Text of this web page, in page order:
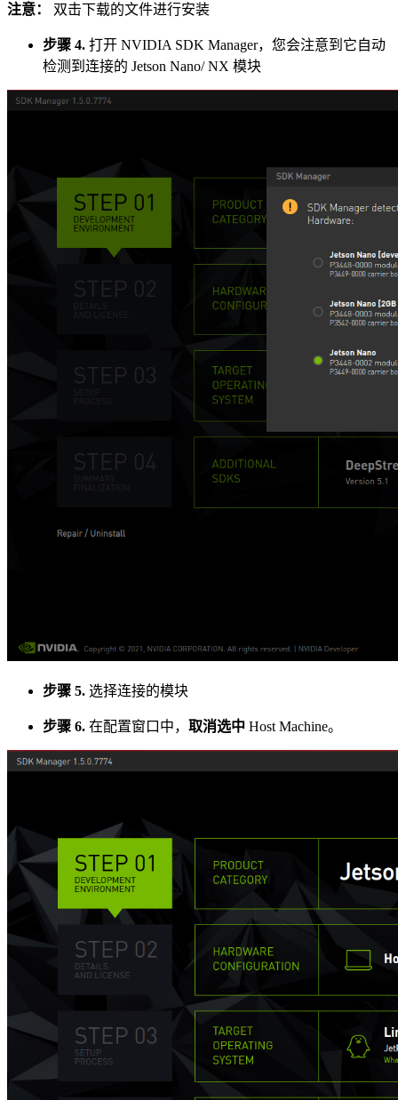
注意： 双击下载的文件进行安装
步骤 4. 打开 NVIDIA SDK Manager，您会注意到它自动
检测到连接的 Jetson Nano/ NX 模块
步骤 5. 选择连接的模块
步骤 6. 在配置窗口中， 取消选中 Host Machine。